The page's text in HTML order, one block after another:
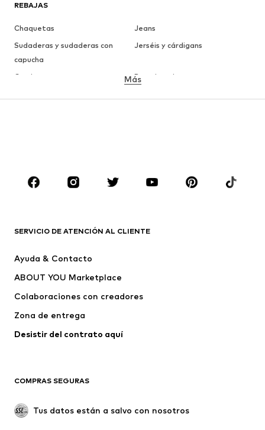
REBAJAS
Chaquetas
Jeans
Sudaderas y sudaderas con
capucha
Jerséis y cárdigans
Camisetas
Ropa interior
ROPA
Camisetas
Jeans
Pantalones
Ropa interior
Jerséis y cárdigans
Trajes y chaquetas
Ropa de baño
Nuevo
Tendencia
Más
SERVICIO DE ATENCIÓN AL CLIENTE
Ayuda & Contacto
ABOUT YOU Marketplace
Colaboraciones con creadores
Zona de entrega
Desistir del contrato aquí
COMPRAS SEGURAS
Tus datos están a salvo con nosotros